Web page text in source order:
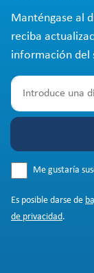
Manténgase al
reciba
información del
Me gustaría
Es posible darse de
de privacidad.